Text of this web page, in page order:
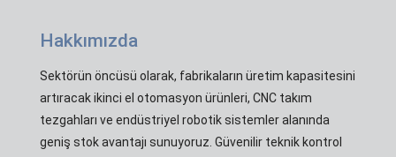
Hakkımızda
Sektörün öncüsü olarak, fabrikaların üretim kapasitesini
artıracak ikinci el otomasyon ürünleri, CNC takım
tezgahları ve endüstriyel robotik sistemler alanında
geniş stok avantajı sunuyoruz. Güvenilir teknik kontrol